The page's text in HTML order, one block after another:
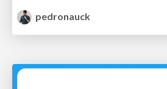
pedronauck